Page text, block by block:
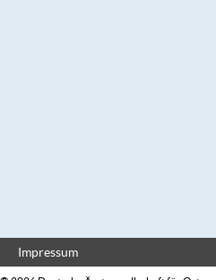
Impressum